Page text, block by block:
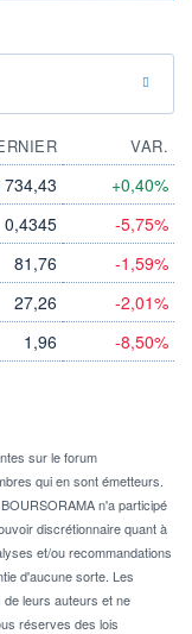
VAR.
734,43 +0,40%
0,4345 -5,75%
81,76 -1,59%
27,26 -2,01%
1,96 -8,50%
sur le forum
qui en sont émetteurs.
n'a participé
discrétionnaire quant à
et/ou recommandations
d'aucune sorte. Les
leurs auteurs et ne
réserves des lois